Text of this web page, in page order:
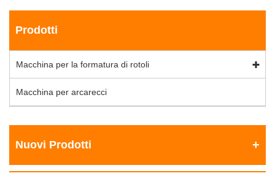
Prodotti
Macchina per la formatura di rotoli
Macchina per arcarecci
Nuovi Prodotti